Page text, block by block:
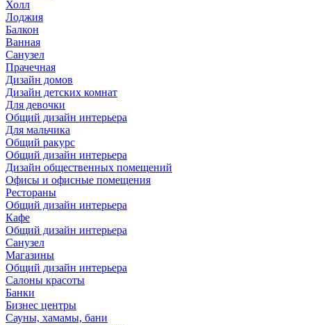
Холл
Лоджия
Балкон
Ванная
Санузел
Прачечная
Дизайн домов
Дизайн детских комнат
Для девочки
Общий дизайн интерьера
Для мальчика
Общий ракурс
Общий дизайн интерьера
Дизайн общественных помещений
Офисы и офисные помещения
Рестораны
Общий дизайн интерьера
Кафе
Общий дизайн интерьера
Санузел
Магазины
Общий дизайн интерьера
Салоны красоты
Банки
Бизнес центры
Сауны, хамамы, бани